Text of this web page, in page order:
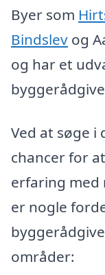
Byer som
Bindslev og
og har et
Ved at søge i
chancer for
erfaring
er nogle
områder: